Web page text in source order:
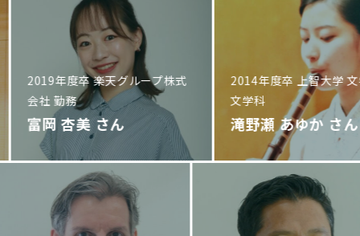
年度卒 楽天グループ株式
勤務
杏美
2014年度卒 上智大学 文学部英
滝野瀬 あゆか